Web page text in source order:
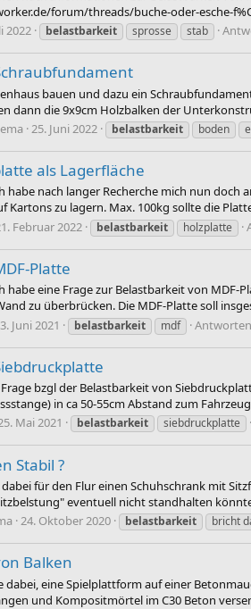
forum/threads/buche-oder-esche-
2022 belastbarkeit sprosse stab
bauen und dazu ein
dann die 9x9cm Holzbalken der
25. Juni 2022 belastbarkeit boden
als Lagerfläche
habe nach langer Recherche mich nun
Kartons zu lagern. Max. 100kg sollte die
Februar 2022 belastbarkeit holzplatte
Platte
habe eine Frage zur Belastbarkeit von MDF-
zu überbrücken. Die MDF-Platte soll
Juni 2021 belastbarkeit mdf
bzgl der Belastbarkeit von
in ca 50-55cm Abstand zum
Mai 2021 belastbarkeit siebdruckplatte
Stabil ?
für den Flur einen Schuhschrank mit
eventuell nicht standhalten
24. Oktober 2020 belastbarkeit bricht
Balken
dabei, eine Spielplattform auf einer
und Kompositmörtel im C30 Beton